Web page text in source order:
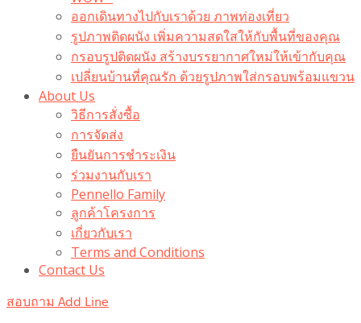
ออกเดินทางไปกับเราด้วย ภาพท่องเที่ยว
รูปภาพติดผนัง เพิ่มความสดใสให้กับพื้นที่ของคุณ
กรอบรูปติดผนัง สร้างบรรยากาศใหม่ให้เข้ากับคุณ
เปลี่ยนบ้านที่คุณรัก ด้วยรูปภาพใส่กรอบพร้อมแขวน​
About Us
วิธีการสั่งซื้อ
การจัดส่ง
ยืนยันการชำระเงิน
ร่วมงานกับเรา
Pennello Family
ลูกค้าโครงการ
เกี่ยวกับเรา
Terms and Conditions
Contact Us
สอบถาม Add Line